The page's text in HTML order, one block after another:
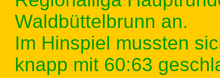
Waldbüttelbrunn an.
Im Hinspiel mussten
knapp mit 60:63